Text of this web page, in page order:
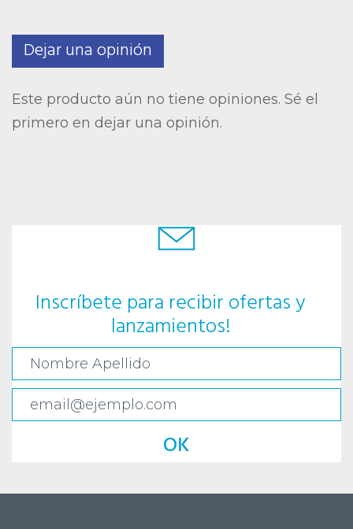
Dejar una opinión
Este producto aún no tiene opiniones. Sé el
primero en dejar una opinión.
Inscríbete para recibir ofertas y
lanzamientos!
OK